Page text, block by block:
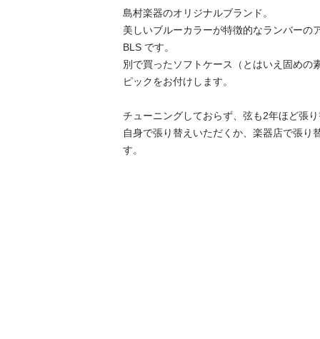
島村楽器のオリジナルブランド。
美しいブルーカラーが特徴的なランバーの
BLS です。
別で買ったソフトケース（とはいえ固めの
ピックをお付けします。
チューニングしておらず、弦も2年ほど張
自身で張り替えいただくか、楽器店で張り
す。